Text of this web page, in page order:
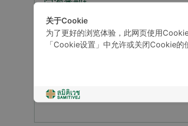
问询类型*
位置*
关于Cookie
为了更好的浏览体验，此网页使用
「Cookie设置」中允许或关闭Cookie的